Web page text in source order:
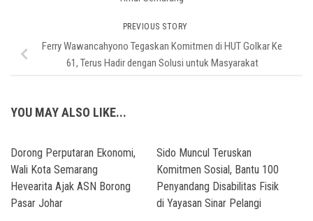
PREVIOUS STORY
Ferry Wawancahyono Tegaskan Komitmen di HUT Golkar Ke
61, Terus Hadir dengan Solusi untuk Masyarakat
YOU MAY ALSO LIKE...
Dorong Perputaran Ekonomi,
Wali Kota Semarang
Hevearita Ajak ASN Borong
Pasar Johar
Sido Muncul Teruskan
Komitmen Sosial, Bantu 100
Penyandang Disabilitas Fisik
di Yayasan Sinar Pelangi